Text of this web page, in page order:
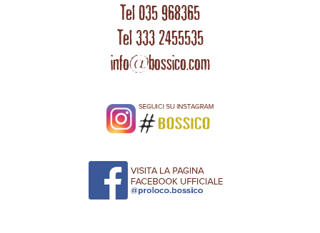
Tel 035 968365
Tel 333 2455535
info@bossico.com